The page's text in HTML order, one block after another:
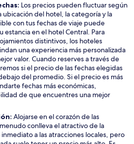
Los precios pueden fluctuar según
ubicación del hotel, la categoría y la
con tus fechas de viaje puede
estancia en el hotel Central. Para
distintivos, los hoteles
una experiencia más personalizada
valor. Cuando reserves a través de
si el precio de las fechas elegidas
del promedio. Si el precio es más
fechas más económicas,
de que encuentres una mejor
Alojarse en el corazón de las
conlleva el atractivo de la
a las atracciones locales, pero